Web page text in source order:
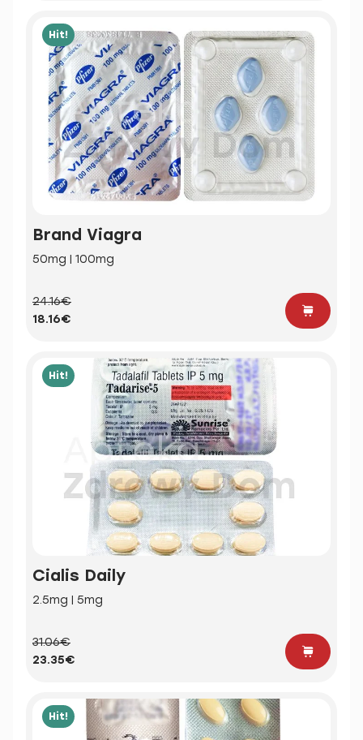
Hit!
Brand Viagra
50mg | 100mg
24.16€
18.16€
Hit!
Cialis Daily
2.5mg | 5mg
31.06€
23.35€
Hit!